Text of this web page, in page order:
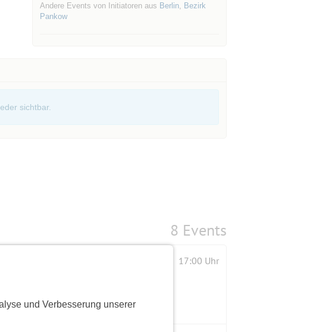
und Verbesserung unserer
Andere Events von Initiatoren aus Berlin, Bezirk
Pankow
sichtbar.
8 Events
17:00 Uhr